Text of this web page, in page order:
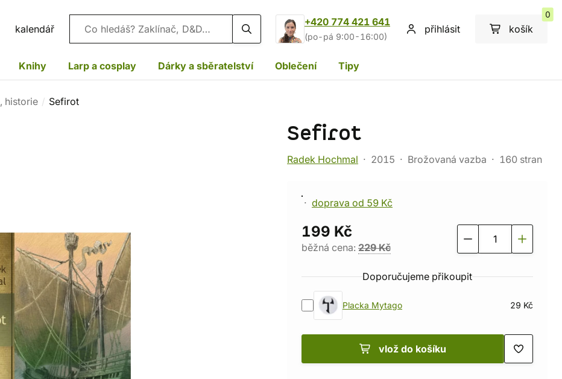
kalendář Vyhledávání
+420 774 421 641
(po-pá 9:00-16:00)
přihlásit košík
0
Knihy Larp a cosplay Dárky a sběratelství Oblečení Tipy
historie Sefirot
Sefirot
Radek Hochmal 2015 Brožovaná vazba 160 stran
doprava od 59 Kč
199 Kč
běžná cena: 229 Kč
Doporučujeme přikoupit
Placka Mytago 29 Kč
vlož do košíku